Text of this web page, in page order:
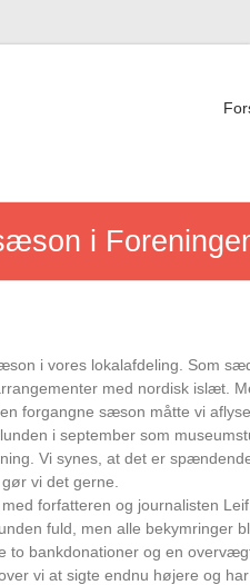
i
i vores lokalafdeling. Som
med nordisk islæt.
forgangne sæson måtte vi
i september som
Vi synes, at det er
vi det gerne.
forfatteren og journalisten
fuld, men alle bekymringer
to bankdonationer og en
vi at sigte endnu højere og